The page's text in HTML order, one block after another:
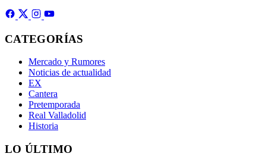
CATEGORÍAS
Mercado y Rumores
Noticias de actualidad
EX
Cantera
Pretemporada
Real Valladolid
Historia
LO ÚLTIMO